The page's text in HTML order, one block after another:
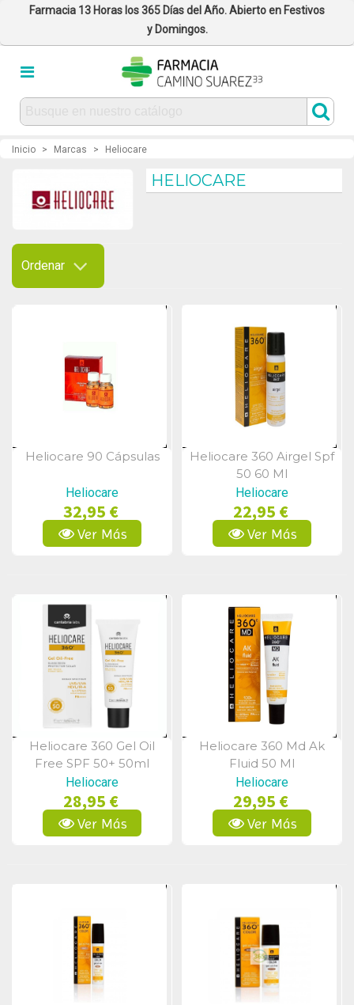
Farmacia 13 Horas los 365 Días del Año. Abierto en Festivos
y Domingos.
Inicio > Marcas > Heliocare
HELIOCARE
Ordenar
Vista Rápida
Heliocare 90 Cápsulas
Heliocare
32,95 €
Ver Más
Vista Rápida
Heliocare 360 Airgel Spf
50 60 Ml
Heliocare
22,95 €
Ver Más
Vista Rápida
Heliocare 360 Gel Oil
Free SPF 50+ 50ml
Heliocare
28,95 €
Ver Más
Vista Rápida
Heliocare 360 Md Ak
Fluid 50 Ml
Heliocare
29,95 €
Ver Más